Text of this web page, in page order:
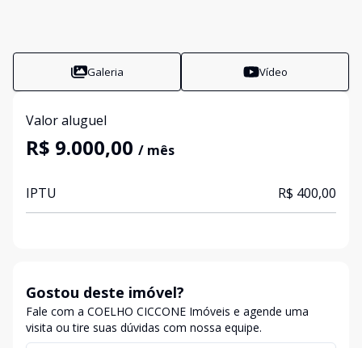
Galeria Vídeo
Valor aluguel
R$ 9.000,00 / mês
IPTU R$ 400,00
Gostou deste imóvel?
Fale com a COELHO CICCONE Imóveis e agende uma
visita ou tire suas dúvidas com nossa equipe.